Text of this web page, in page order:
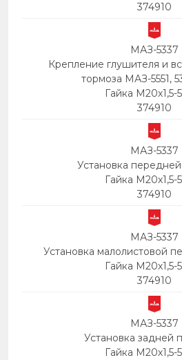
374910
МАЗ-5337
Крепление глушителя и
тормоза МАЗ-5551,
Гайка М20х1,5-
374910
МАЗ-5337
Установка
Гайка М20х1,5-
374910
МАЗ-5337
Установка малолистовой
Гайка М20х1,5-
374910
МАЗ-5337
Установка задней
Гайка М20х1,5-